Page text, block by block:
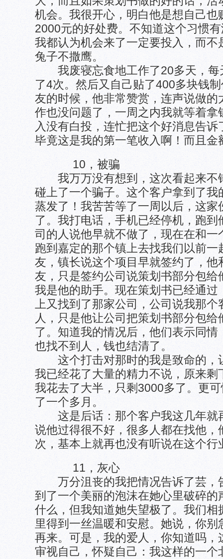
机会。我很开心，明白他是想自己也
2000元的好处费。不知道这个习惯
我都认为机会来了一定要投入，而不
兔子不撒鹰。
我废寝忘食地工作了20多天，每
了4次。然后又自己贴了400多块钱
友的时候，他非常赞赏，连声说做的
作也没问题了，一周之内我就等着拿
入没有白投，连忙把这个好消息告
毕竟这是我的第一笔收入啊！而且金
10，被骗
我万万没有想到，这次看起来不
碰上了一个骗子。这个客户拿到了我
蒸发了！我苦苦等了一周以后，这家
了。我打电话，手机已经停机，跑
司的人说他早就不做了，现在在和一
跑到嘉定的那个镇上去找我们以前一
友，镇长说这个项目早就签约了，他
友，只是签约公司说策划书部分包给
我是他的助手。现在策划书已经通过
上又找到了那家公司，公司说我那
人，只是他让公司把策划书部分包
了。知道我的情况后，他们表示同
也找不到人，钱也结清了。
这个打击对那时的我是致命的，
我已经花了大量的精力不说，原来
我花去了大半，只剩3000多了。更
了一个多月。
这是后话：那个客户我这几年就
说他过得很不好，很多人都在找他，
次，基本上就再也没有听说在这个行
11，灰心
万分沮丧的我把情况告诉了芸，
到了一个美丽的泡沫在她心里破碎的
什么，但我知道她失望极了。我们相
里得到一丝温暖和安慰。她说，你
再来。可是，我的爱人，你知道吗，
审视自己，怀疑自己：我这样的一个